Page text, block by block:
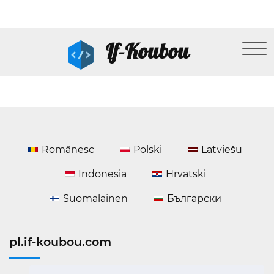
If-Koubou
Românesc Polski Latviešu
Indonesia Hrvatski
Suomalainen Български
pl.if-koubou.com